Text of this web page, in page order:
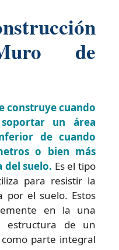
de
construye cuando
un área
de cuando
o bien más
del suelo. Es el tipo
para resistir la
por el suelo. Estos
en la una
estructura de un
parte integral